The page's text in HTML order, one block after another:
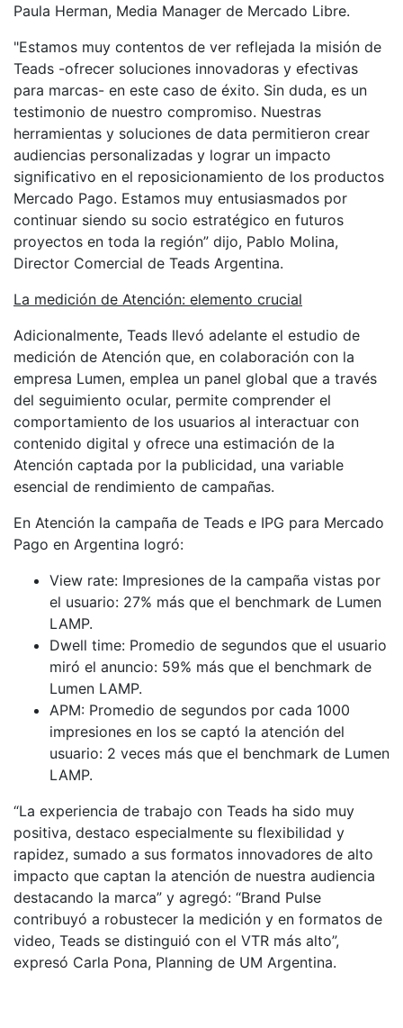
Paula Herman, Media Manager de Mercado Libre.
"Estamos muy contentos de ver reflejada la misión de
Teads -ofrecer soluciones innovadoras y efectivas
para marcas- en este caso de éxito. Sin duda, es un
testimonio de nuestro compromiso. Nuestras
herramientas y soluciones de data permitieron crear
audiencias personalizadas y lograr un impacto
significativo en el reposicionamiento de los productos
Mercado Pago. Estamos muy entusiasmados por
continuar siendo su socio estratégico en futuros
proyectos en toda la región” dijo, Pablo Molina,
Director Comercial de Teads Argentina.
La medición de Atención: elemento crucial
Adicionalmente, Teads llevó adelante el estudio de
medición de Atención que, en colaboración con la
empresa Lumen, emplea un panel global que a través
del seguimiento ocular, permite comprender el
comportamiento de los usuarios al interactuar con
contenido digital y ofrece una estimación de la
Atención captada por la publicidad, una variable
esencial de rendimiento de campañas.
En Atención la campaña de Teads e IPG para Mercado
Pago en Argentina logró:
View rate: Impresiones de la campaña vistas por
el usuario: 27% más que el benchmark de Lumen
LAMP.
Dwell time: Promedio de segundos que el usuario
miró el anuncio: 59% más que el benchmark de
Lumen LAMP.
APM: Promedio de segundos por cada 1000
impresiones en los se captó la atención del
usuario: 2 veces más que el benchmark de Lumen
LAMP.
“La experiencia de trabajo con Teads ha sido muy
positiva, destaco especialmente su flexibilidad y
rapidez, sumado a sus formatos innovadores de alto
impacto que captan la atención de nuestra audiencia
destacando la marca” y agregó: “Brand Pulse
contribuyó a robustecer la medición y en formatos de
video, Teads se distinguió con el VTR más alto”,
expresó Carla Pona, Planning de UM Argentina.